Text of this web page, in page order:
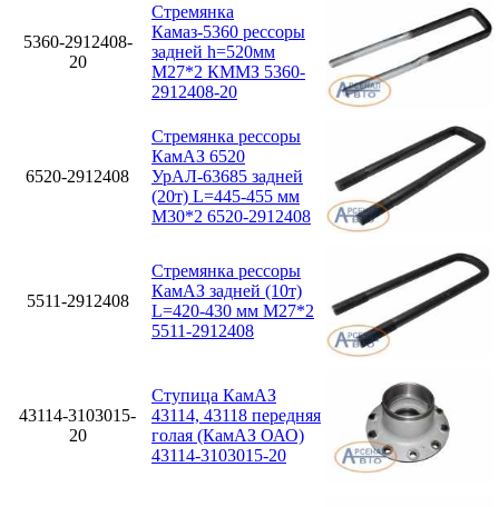
5360-2912408-
20
Стремянка
Камаз-5360 рессоры
задней h=520мм
М27*2 КММЗ 5360-
2912408-20
6520-2912408
Стремянка рессоры
КамАЗ 6520
УрАЛ-63685 задней
(20т) L=445-455 мм
М30*2 6520-2912408
5511-2912408
Стремянка рессоры
КамАЗ задней (10т)
L=420-430 мм М27*2
5511-2912408
43114-3103015-
20
Ступица КамАЗ
43114, 43118 передняя
голая (КамАЗ ОАО)
43114-3103015-20